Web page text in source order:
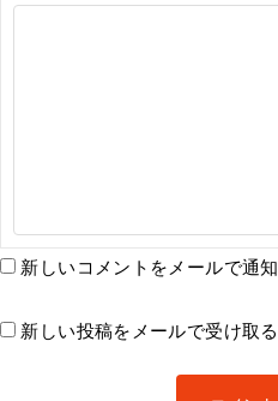
新しいコメントをメールで通知
新しい投稿をメールで受け取る